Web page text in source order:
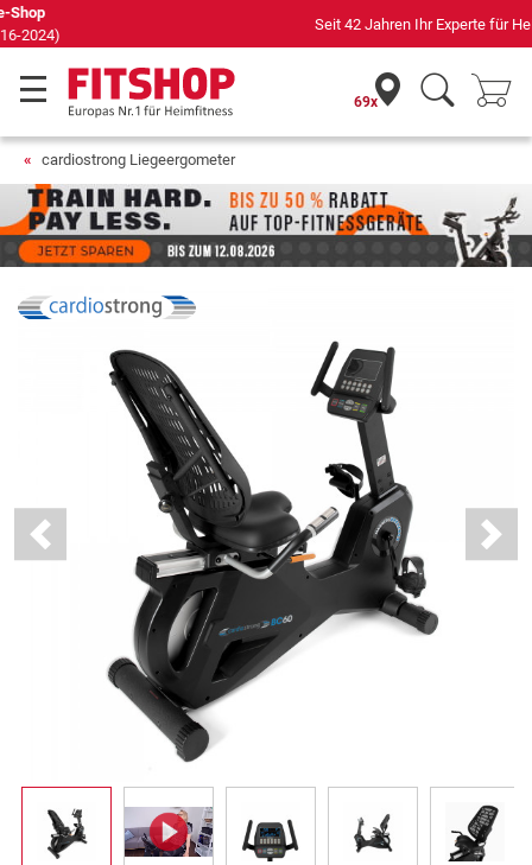
Seit 42 Jahren Ihr Experte für Heimfitness
69x
cardiostrong Liegeergometer
Previous Next